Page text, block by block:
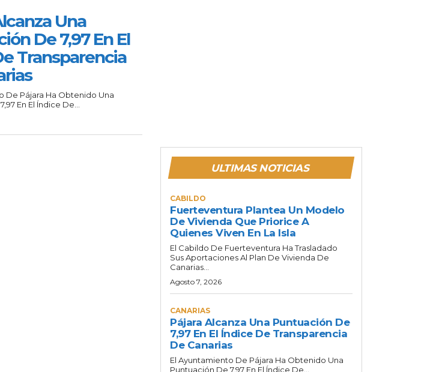
Una
De 7,97 En El
Transparencia
De Pájara Ha Obtenido Una
En El Índice De...
ULTIMAS NOTICIAS
CABILDO
Fuerteventura Plantea Un Modelo
De Vivienda Que Priorice A
Quienes Viven En La Isla
El Cabildo De Fuerteventura Ha Trasladado
Sus Aportaciones Al Plan De Vivienda De
Canarias...
Agosto 7, 2026
CANARIAS
Pájara Alcanza Una Puntuación De
7,97 En El Índice De Transparencia
De Canarias
El Ayuntamiento De Pájara Ha Obtenido Una
Puntuación De 7,97 En El Índice De...